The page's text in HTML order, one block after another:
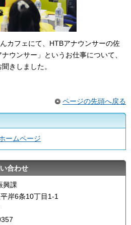
カフェにて、HTBアナウンサーの佐
ウンサー」というお仕事について、
きしました。
ページの先頭へ戻る
ームページ
合わせ
興課
岸6条10丁目1-1